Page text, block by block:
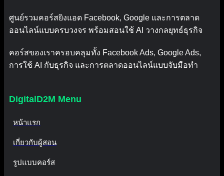
ศูนย์รวมคอร์สยิงแอด Facebook, Google และการตลาด
ออนไลน์แบบครบวงจร พร้อมสอนใช้ AI วางกลยุทธ์ธุรกิจ
คอร์สของเราครอบคลุมทั้ง Facebook Ads, Google Ads,
การใช้ AI กับธุรกิจ และการตลาดออนไลน์แบบจับมือทำ
DigitalD2M Menu
หน้าแรก
เกี่ยวกับผู้สอน
รูปแบบคอร์ส